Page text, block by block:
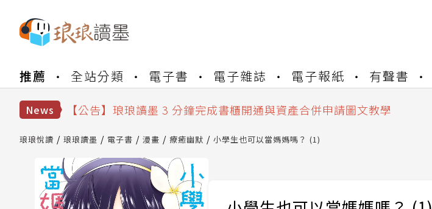
推薦 全站分類 電子書 電子雜誌 電子報紙 有聲書
News
【公告】琅琅讀墨數位閱讀資產合併與書櫃開通申請
【公告】琅琅讀墨 3 分鐘完成書櫃開通與資產合併申請圖文教學
【公告】琅琅讀墨數位閱讀資產合併與書櫃開通申請
琅琅悅讀 琅琅讀墨 電子書 漫畫 療癒幽默 小學生也可以當媽媽嗎？ (1)